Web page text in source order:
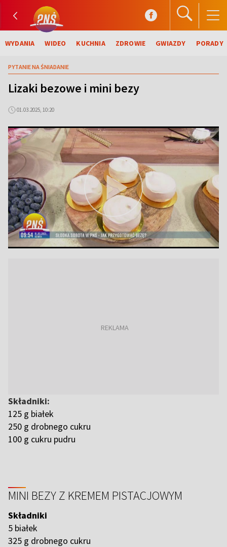
WYDANIA WIDEO KUCHNIA ZDROWIE GWIAZDY PORADY
PYTANIE NA ŚNIADANIE
Lizaki bezowe i mini bezy
01.03.2025, 10:20
Składniki:
125 g białek
250 g drobnego cukru
100 g cukru pudru
MINI BEZY Z KREMEM PISTACJOWYM
Składniki
5 białek
325 g drobnego cukru